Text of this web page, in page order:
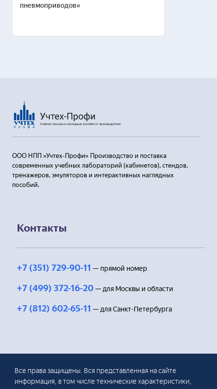
пневмоприводов»
ООО НПП »Учтех-Профи» Производство и поставка
современных учебных лабораторий (кабинетов), стендов,
тренажеров, эмуляторов и интерактивных наглядных
пособий.
Контакты
+7 (351) 729-90-11 — прямой номер
+7 (499) 372-16-20 — для Москвы и области
+7 (812) 602-65-11 — для Санкт-Петербурга
Все права защищены. Вся представленная на сайте
информация, в том числе технические характеристики,